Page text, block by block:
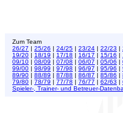
Zum Team
26/27 | 25/26 | 24/25 | 23/24 | 22/23 |
19/20 | 18/19 | 17/18 | 16/17 | 15/16 |
09/10 | 08/09 | 07/08 | 06/07 | 05/06 |
99/00 | 98/99 | 97/98 | 96/97 | 95/96 |
89/90 | 88/89 | 87/88 | 86/87 | 85/86 |
79/80 | 78/79 | 77/78 | 76/77 | 62/63 |
Spieler-, Trainer- und Betreuer-